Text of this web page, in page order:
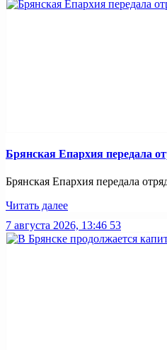
Брянская Епархия передала
Брянская Епархия передала
Читать далее
7 августа 2026, 13:46 53